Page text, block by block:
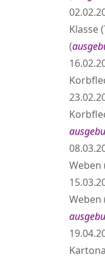
Klasse
(
Weben
Weben